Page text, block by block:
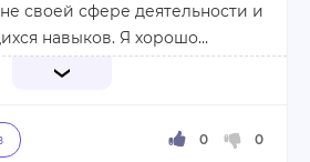
своей сфере деятельности и
навыков. Я хорошо
дизайне, так что искала курс
база у меня неплохая –
и изучала материалы в
могут помочь с UX-